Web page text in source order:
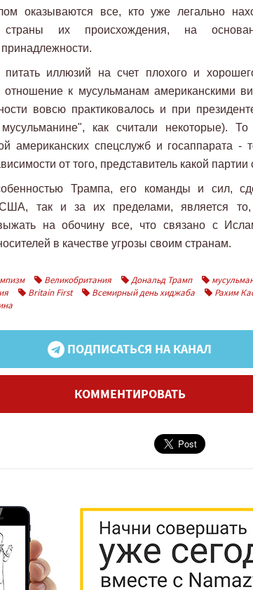
оказываются все, кто уже легально
их происхождения, на
иллюзий на счет плохого и
отношение к мусульманам американскими
вовсю практиковалось и при
как считали некоторые).
американских спецслужб и госаппарата -
от того, представитель какой
Трампа, его команды и сил,
так и за их пределами, является
выжать на обочину все, что связано с
в качестве угрозы своим странам.
Великобритания Дональд Трамп
Britain First Всемирный день хиджаба Рахим
ПОДПИСАТЬСЯ НА КАНАЛ
КОММЕНТИРОВАТЬ